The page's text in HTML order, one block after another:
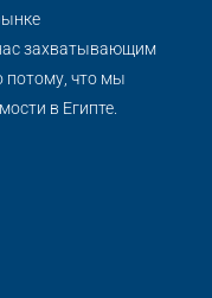
захватывающим
потому, что мы
в Египте.